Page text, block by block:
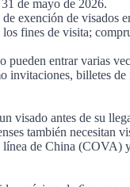
de mayo de 2026.
exención de visados
fines de visita;
pueden entrar varias
invitaciones, billetes
visado antes de su
también necesitan
línea de China (COVA)